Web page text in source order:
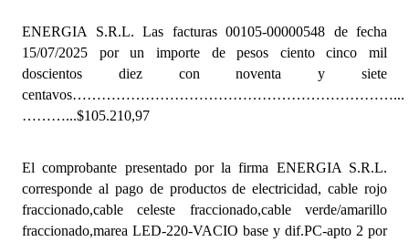
Datos Históricos
Premio al Mérito - Registro
Audiencias Públicas - Registro
Periodistas Decanos - Registro
Ciudadano Ilustre - Registro
ENERGIA S.R.L. Las facturas 00105-00000548 de fecha
15/07/2025 por un importe de pesos ciento cinco mil
doscientos diez con noventa y siete
centavos…………………………………………………………...
………...$105.210,97
El comprobante presentado por la firma ENERGIA S.R.L.
corresponde al pago de productos de electricidad, cable rojo
fraccionado,cable celeste fraccionado,cable verde/amarillo
fraccionado,marea LED-220-VACIO base y dif.PC-apto 2 por